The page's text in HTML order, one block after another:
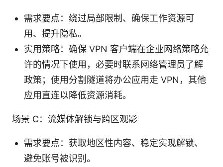
需求要点：绕过局部限制、确保工作资源可
用、提升隐私。
实用策略：确保 VPN 客户端在企业网络策略允
许的情况下使用，必要时联系网络管理员了解
政策；使用分割隧道将办公应用走 VPN，其他
应用直连以降低资源消耗。
场景 C：流媒体解锁与跨区观影
需求要点：获取地区性内容、稳定实现解锁、
避免账号被识别。